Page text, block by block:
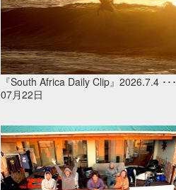
『South Africa Daily Clip』2026.7.4 ･･･
07月22日